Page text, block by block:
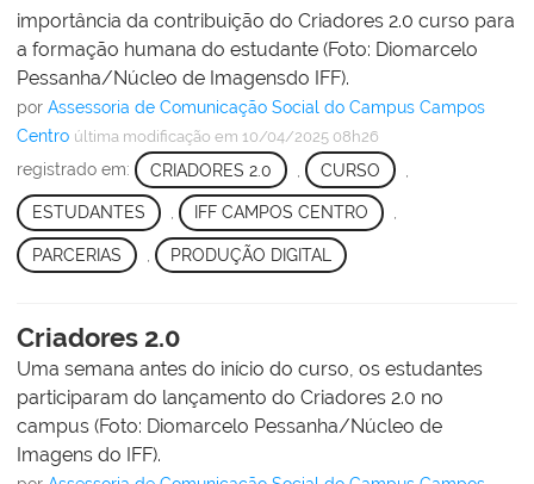
importância da contribuição do Criadores 2.0 curso para
a formação humana do estudante (Foto: Diomarcelo
Pessanha/Núcleo de Imagensdo IFF).
por Assessoria de Comunicação Social do Campus Campos
Centro última modificação em 10/04/2025 08h26
registrado em: CRIADORES 2.0 CURSO
ESTUDANTES , IFF CAMPOS CENTRO ,
PARCERIAS PRODUÇÃO DIGITAL
Criadores 2.0
Uma semana antes do início do curso, os estudantes
participaram do lançamento do Criadores 2.0 no
campus (Foto: Diomarcelo Pessanha/Núcleo de
Imagens do IFF).